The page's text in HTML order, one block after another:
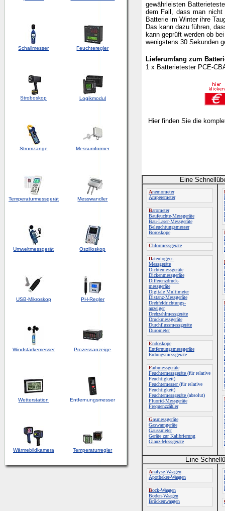
Schallmesser Feuchteregler
Stroboskop Logikmodul
Stromzange Messumformer
Temperaturmessgerät Messwandler
Umweltmessgerät Oszilloskop
USB-Mikroskop PH-Regler
Windstärkemesser Prozessanzeige
Wetterstation Entfernungsmesser
Wärmebildkamera Temperaturregler
gewährleisten
dem Fall, dass man
Batterie im Winter ihre
Das kann dazu führen,
kann geprüft werden ob
wenigstens 30 Sekunden
Lieferumfang zum
1 x Batterietester PCE-
Hier finden Sie die
Eine
Anemometer
Amperemeter
Barometer
Baufeuchte-Messgeräte
Bau-Laser-Messgeräte
Beleuchtungsmesser
Boroskope
Chlormessgeräte
Datenlogger-
Messgeräte
Dichtemessgeräte
Dickenmessgeräte
Differenzdruck-
messgeräte
Digitale Multimeter
Distanz-Messgeräte
Drehfeldrichtungs-
anzeiger
Drehzahlmessgeräte
Druckmessgeräte
Durchflussmessgeräte
Durometer
Endoskope
Entfernungsmessgeräte
Erdungsmessgeräte
Farbmessgeräte
Feuchtemessgeräte (für relative
Feuchtigkeit)
Feuchtemesser(für relative
Feuchtigkeit)
Feuchtemessgeräte (absolut)
Fluorid-Messgeräte
Frequenzzähler
Gasmessgeräte
Gaswarngeräte
Gaussmeter
Geräte zur Kalibrierung
Glanz-Messgeräte
Eine
Analyse-Waagen
Apotheker-Waagen
Bock-Waagen
Boden-Waagen
Brückenwaagen